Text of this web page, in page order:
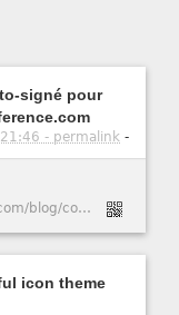
signé pour
- permalink -
https://www.w3reference.com/blog/comment-cr-er-un-certificat-ssl-auto-sign-pour-apache-dans-ubuntu-20-04/
icon theme